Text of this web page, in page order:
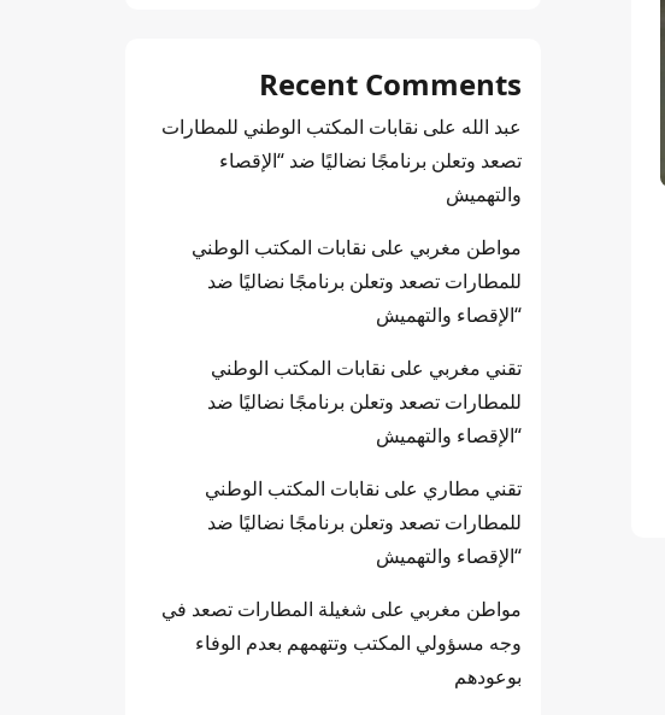
Recent Comments
عبد الله على نقابات المكتب الوطني للمطارات
تصعد وتعلن برنامجًا نضاليًا ضد “الإقصاء
والتهميش
مواطن مغربي على نقابات المكتب الوطني
للمطارات تصعد وتعلن برنامجًا نضاليًا ضد
“الإقصاء والتهميش
تقني مغربي على نقابات المكتب الوطني
للمطارات تصعد وتعلن برنامجًا نضاليًا ضد
“الإقصاء والتهميش
تقني مطاري على نقابات المكتب الوطني
للمطارات تصعد وتعلن برنامجًا نضاليًا ضد
“الإقصاء والتهميش
مواطن مغربي على شغيلة المطارات تصعد في
وجه مسؤولي المكتب وتتهمهم بعدم الوفاء
بوعودهم